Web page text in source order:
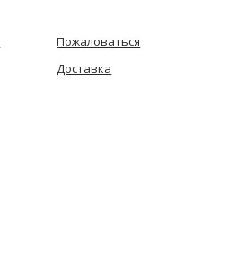
Пожаловаться
Доставка